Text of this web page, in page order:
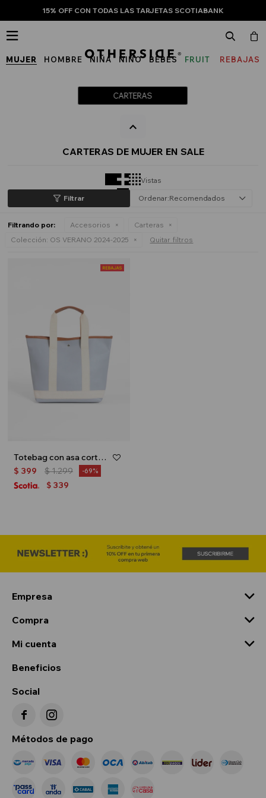
15% OFF CON TODAS LAS TARJETAS SCOTIABANK
MUJER HOMBRE NIÑA NIÑO BEBÉS
FRUIT
REBAJAS

CARTERAS
CARTERAS DE MUJER EN SALE
Vistas
Recomendados
Filtrando por: Accesorios
Carteras
Colección: OS VERANO 2024-2025 Quitar filtros
Totebag con asa corta - Celeste
$ 399 $1.299 69
$ 339
Empresa
Compra
Mi cuenta
Beneficios
Social
 
Métodos de pago